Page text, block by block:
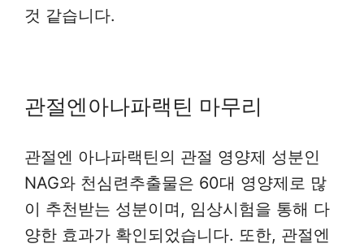
것 같습니다.
관절엔아나파랙틴 마무리
관절엔 아나파랙틴의 관절 영양제 성분인
NAG와 천심련추출물은 60대 영양제로 많
이 추천받는 성분이며, 임상시험을 통해 다
양한 효과가 확인되었습니다. 또한, 관절엔